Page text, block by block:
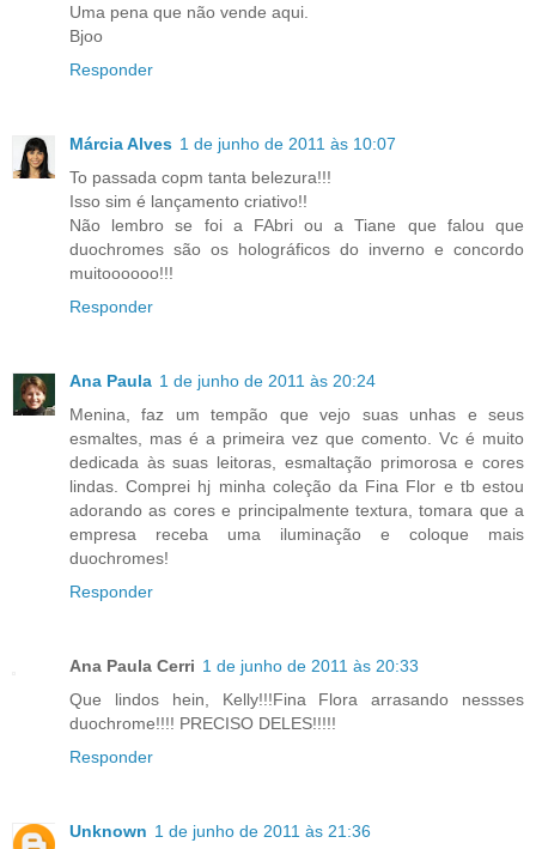
Uma pena que não vende aqui.
Bjoo
Responder
Márcia Alves 1 de junho de 2011 às 10:07
To passada copm tanta belezura!!!
Isso sim é lançamento criativo!!
Não lembro se foi a FAbri ou a Tiane que falou que
duochromes são os holográficos do inverno e concordo
muitoooooo!!!
Responder
Ana Paula 1 de junho de 2011 às 20:24
Menina, faz um tempão que vejo suas unhas e seus
esmaltes, mas é a primeira vez que comento. Vc é muito
dedicada às suas leitoras, esmaltação primorosa e cores
lindas. Comprei hj minha coleção da Fina Flor e tb estou
adorando as cores e principalmente textura, tomara que a
empresa receba uma iluminação e coloque mais
duochromes!
Responder
Ana Paula Cerri 1 de junho de 2011 às 20:33
Que lindos hein, Kelly!!!Fina Flora arrasando nessses
duochrome!!!! PRECISO DELES!!!!!
Responder
Unknown 1 de junho de 2011 às 21:36